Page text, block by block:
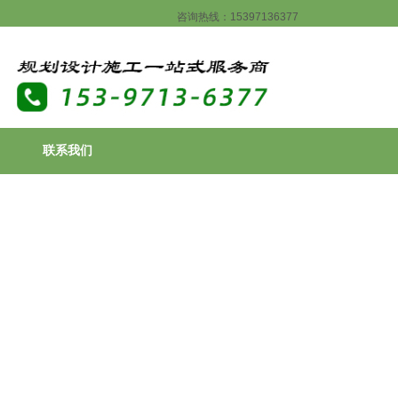
咨询热线：15397136377
联系我们